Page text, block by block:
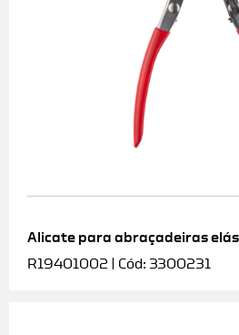
Alicate para abraçadeiras
R19401002 | Cód: 3300231